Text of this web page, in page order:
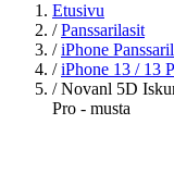
Etusivu
/ Panssarilasit
/ iPhone
/ iPhone 13 / 13
/ Novanl 5D
Pro - musta